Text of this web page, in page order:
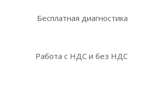
Бесплатная диагностика
Работа с НДС и без НДС